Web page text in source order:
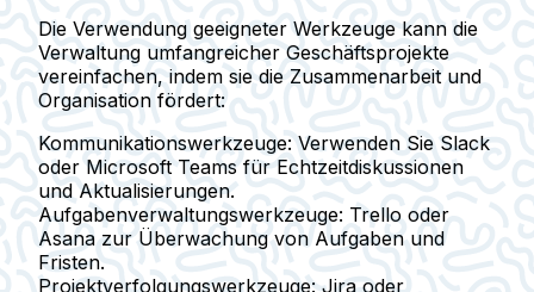
Die Verwendung geeigneter Werkzeuge kann die
Verwaltung umfangreicher Geschäftsprojekte
vereinfachen, indem sie die Zusammenarbeit und
Organisation fördert:
Kommunikationswerkzeuge: Verwenden Sie Slack
oder Microsoft Teams für Echtzeitdiskussionen
und Aktualisierungen.
Aufgabenverwaltungswerkzeuge: Trello oder
Asana zur Überwachung von Aufgaben und
Fristen.
Projektverfolgungswerkzeuge: Jira oder